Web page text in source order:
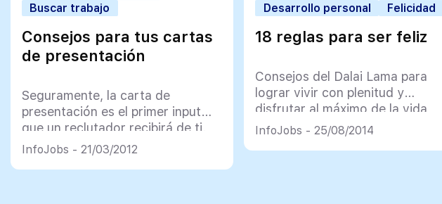
Buscar trabajo
Consejos para tus cartas
de presentación
Seguramente, la carta de
presentación es el primer input
que un reclutador recibirá de ti.
Recuerda que: – Es una
oportunidad única para mostrar
InfoJobs - 21/03/2012
Desarrollo personal
Felicidad
18 reglas para ser feliz
Consejos del Dalai Lama para
lograr vivir con plenitud y
disfrutar al máximo de la vida
InfoJobs - 25/08/2014